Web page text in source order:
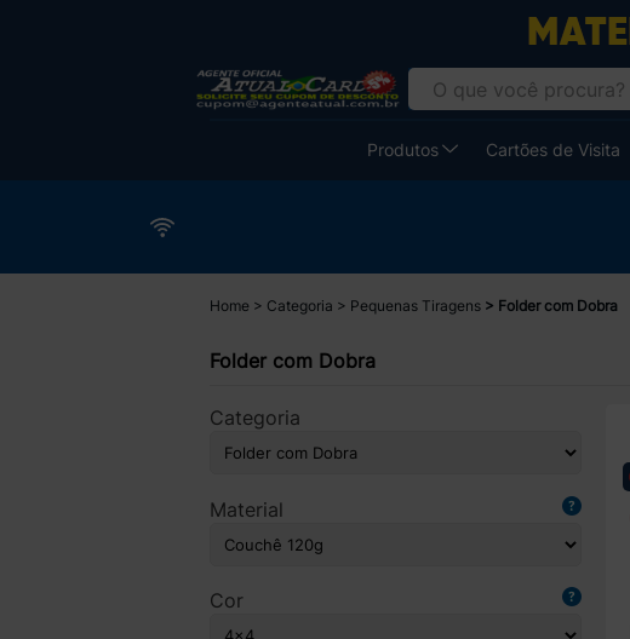
Produtos Cartões de Visita
Home Categoria Pequenas Tiragens Folder com Dobra
Folder com Dobra
Categoria
Material
Cor